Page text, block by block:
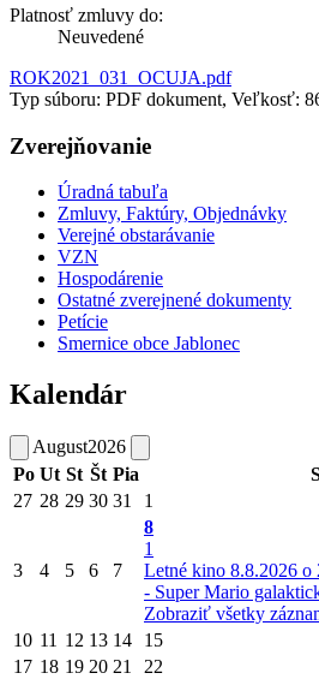
Platnosť zmluvy do:
Neuvedené
ROK2021_031_OCUJA.pdf
Typ súboru: PDF dokument, Veľkosť:
Zverejňovanie
Úradná tabuľa
Zmluvy, Faktúry, Objednávky
Verejné obstarávanie
VZN
Hospodárenie
Ostatné zverejnené dokumenty
Petície
Smernice obce Jablonec
Kalendár
August2026
Po Ut St Št Pia
27 28 29 30 31 1
3 4 5 6 7
8
1
Letné kino 8.8.2026
- Super Mario
Zobraziť všetky
10 11 12 13 14 15
17 18 19 20 21 22